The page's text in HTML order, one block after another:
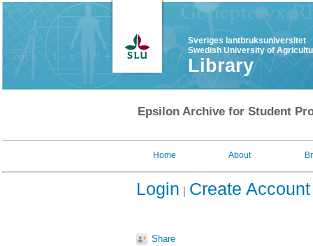
Sveriges lantbruksuniversitet
Swedish University of
Library
Epsilon Archive for Student
Home About
Login Create Account
Share